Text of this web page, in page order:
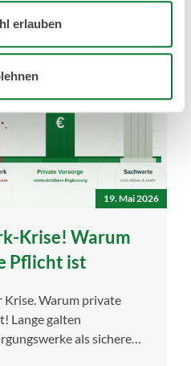
erlauben
19. Mai 2026
Krise! Warum
Pflicht ist
Krise. Warum private
Lange galten
als sichere